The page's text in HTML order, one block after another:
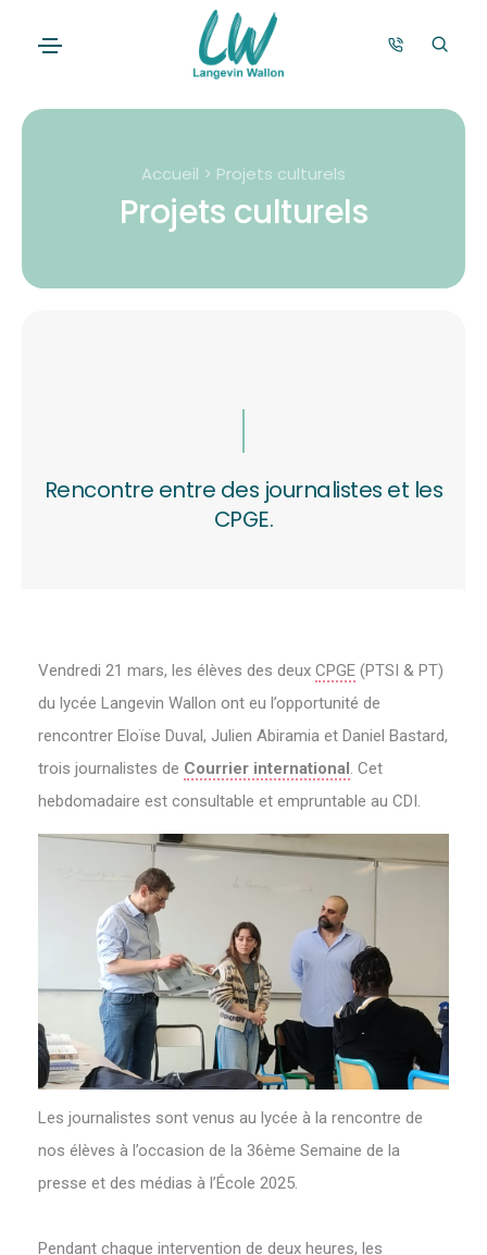
Accueil > Projets culturels
Projets culturels
Rencontre entre des journalistes et les
CPGE.
Vendredi 21 mars, les élèves des deux CPGE (PTSI & PT)
du lycée Langevin Wallon ont eu l’opportunité de
rencontrer Eloïse Duval, Julien Abiramia et Daniel Bastard,
trois journalistes de Courrier international. Cet
hebdomadaire est consultable et empruntable au CDI.
Les journalistes sont venus au lycée à la rencontre de
nos élèves à l’occasion de la 36ème Semaine de la
presse et des médias à l’École 2025.
Pendant chaque intervention de deux heures, les